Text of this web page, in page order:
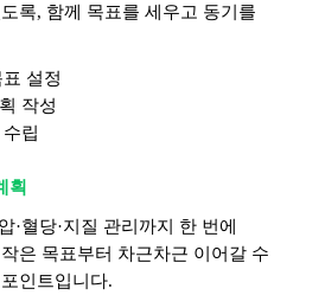
록, 함께 목표를 세우고 동기를
설정
작성
립
획
·혈당·지질 관리까지 한 번에
은 목표부터 차근차근 이어갈 수
인트입니다.